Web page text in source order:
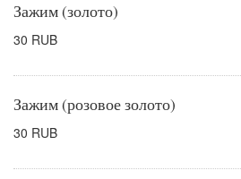
Зажим (золото)
30 RUB
Зажим (розовое золото)
30 RUB